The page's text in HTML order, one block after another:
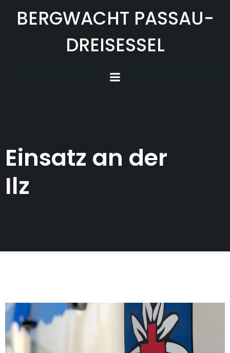
Inhalt
BERGWACHT PASSAU-
DREISESSEL
Einsatz an der
Ilz